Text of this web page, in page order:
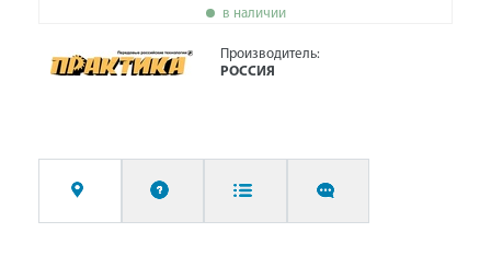
в наличии
Производитель:
РОССИЯ